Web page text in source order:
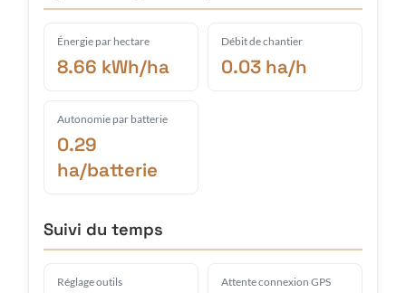
Énergie par hectare
8.66 kWh/ha
Débit de chantier
0.03 ha/h
Autonomie par batterie
0.29
ha/batterie
Suivi du temps
Réglage outils Attente connexion GPS